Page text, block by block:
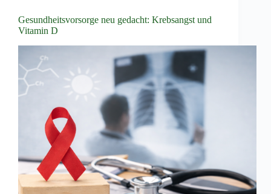
Gesundheitsvorsorge neu gedacht: Krebsangst und
Vitamin D